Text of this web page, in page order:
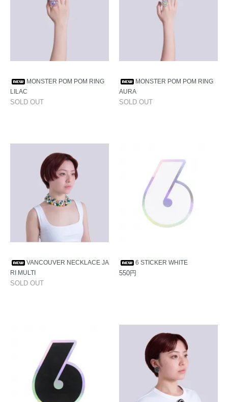
MONSTER POM POM RING
LILAC
SOLD OUT
MONSTER POM POM RING
AURA
SOLD OUT
VANCOUVER NECKLACE JA
RI MULTI
SOLD OUT
6 STICKER WHITE
550円